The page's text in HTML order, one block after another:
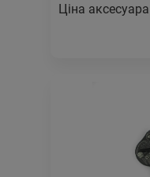
Ціна аксесуара